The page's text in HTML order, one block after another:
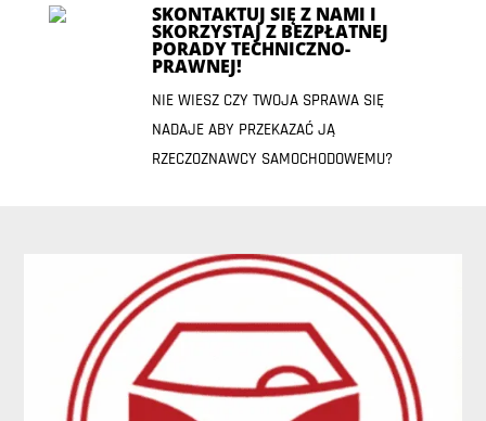
SKONTAKTUJ SIĘ Z NAMI I
SKORZYSTAJ Z BEZPŁATNEJ
PORADY TECHNICZNO-
PRAWNEJ!
NIE WIESZ CZY TWOJA SPRAWA SIĘ
NADAJE ABY PRZEKAZAĆ JĄ
RZECZOZNAWCY SAMOCHODOWEMU?